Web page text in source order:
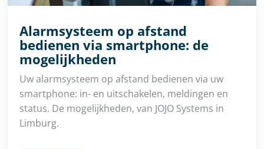
Alarmsysteem op afstand
bedienen via smartphone: de
mogelijkheden
Uw alarmsysteem op afstand bedienen via uw
smartphone: in- en uitschakelen, meldingen en
status. De mogelijkheden, van JOJO Systems in
Limburg.